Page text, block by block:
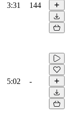
3:31 144
5:02 -